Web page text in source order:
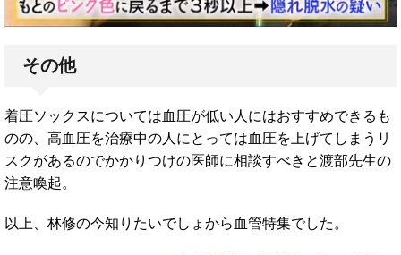
その他
着圧ソックスについては血圧が低い人にはおすすめできるも
のの、高血圧を治療中の人にとっては血圧を上げてしまうリ
スクがあるのでかかりつけの医師に相談すべきと渡部先生の
注意喚起。
以上、林修の今知りたいでしょから血管特集でした。